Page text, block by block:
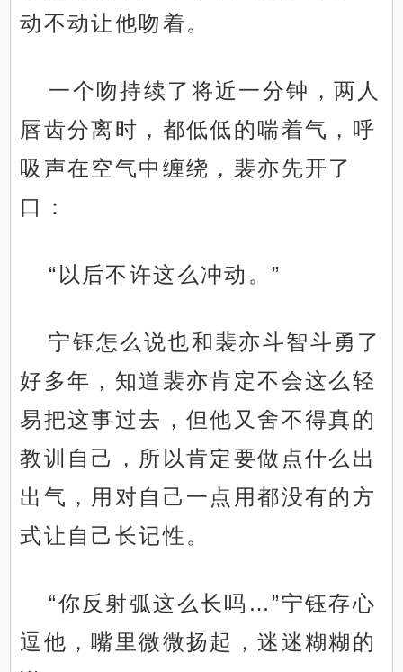
动不动让他吻着。
一个吻持续了将近一分钟，两人
唇齿分离时，都低低的喘着气，呼
吸声在空气中缠绕，裴亦先开了
口：
“以后不许这么冲动。”
宁钰怎么说也和裴亦斗智斗勇了
好多年，知道裴亦肯定不会这么轻
易把这事过去，但他又舍不得真的
教训自己，所以肯定要做点什么出
出气，用对自己一点用都没有的方
式让自己长记性。
“你反射弧这么长吗…”宁钰存心
逗他，嘴里微微扬起，迷迷糊糊的